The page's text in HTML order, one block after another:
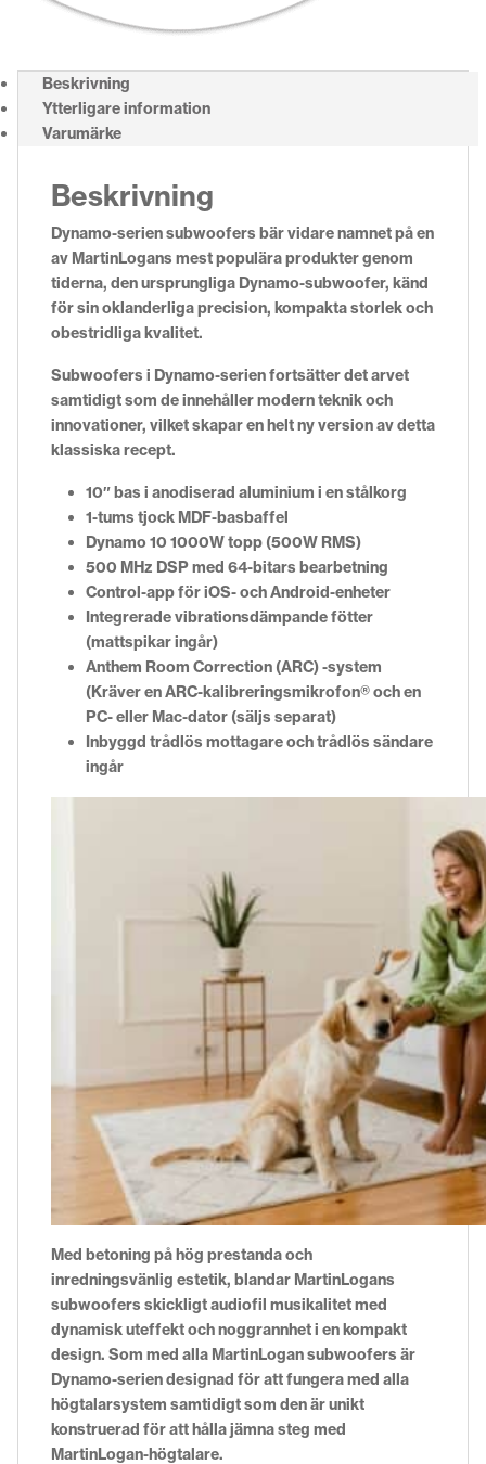
Beskrivning
Ytterligare information
Varumärke
Beskrivning
Dynamo-serien subwoofers bär vidare namnet på en
av MartinLogans mest populära produkter genom
tiderna, den ursprungliga Dynamo-subwoofer, känd
för sin oklanderliga precision, kompakta storlek och
obestridliga kvalitet.
Subwoofers i Dynamo-serien fortsätter det arvet
samtidigt som de innehåller modern teknik och
innovationer, vilket skapar en helt ny version av detta
klassiska recept.
10″ bas i anodiserad aluminium i en stålkorg
1-tums tjock MDF-basbaffel
Dynamo 10 1000W topp (500W RMS)
500 MHz DSP med 64-bitars bearbetning
Control-app för iOS- och Android-enheter
Integrerade vibrationsdämpande fötter
(mattspikar ingår)
Anthem Room Correction (ARC) -system
(Kräver en ARC-kalibreringsmikrofon® och en
PC- eller Mac-dator (säljs separat)
Inbyggd trådlös mottagare och trådlös sändare
ingår
Med betoning på hög prestanda och
inredningsvänlig estetik, blandar MartinLogans
subwoofers skickligt audiofil musikalitet med
dynamisk uteffekt och noggrannhet i en kompakt
design. Som med alla MartinLogan subwoofers är
Dynamo-serien designad för att fungera med alla
högtalarsystem samtidigt som den är unikt
konstruerad för att hålla jämna steg med
MartinLogan-högtalare.